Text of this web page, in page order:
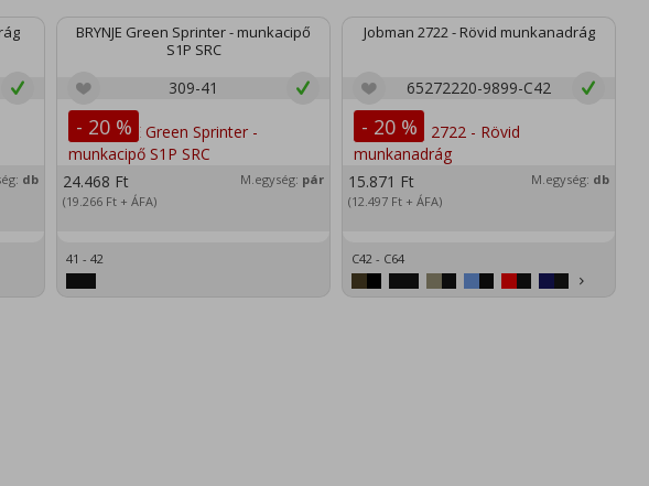
db
BRYNJE Green Sprinter - munkacipő
S1P SRC
309-41
- 20 %
24.468 Ft
(19.266 Ft + ÁFA)
M.egység: pár
41 - 42
Jobman 2722 - Rövid munkanadrág
65272220-9899-C42
- 20 %
15.871 Ft
(12.497 Ft + ÁFA)
M.egység: db
C42 - C64